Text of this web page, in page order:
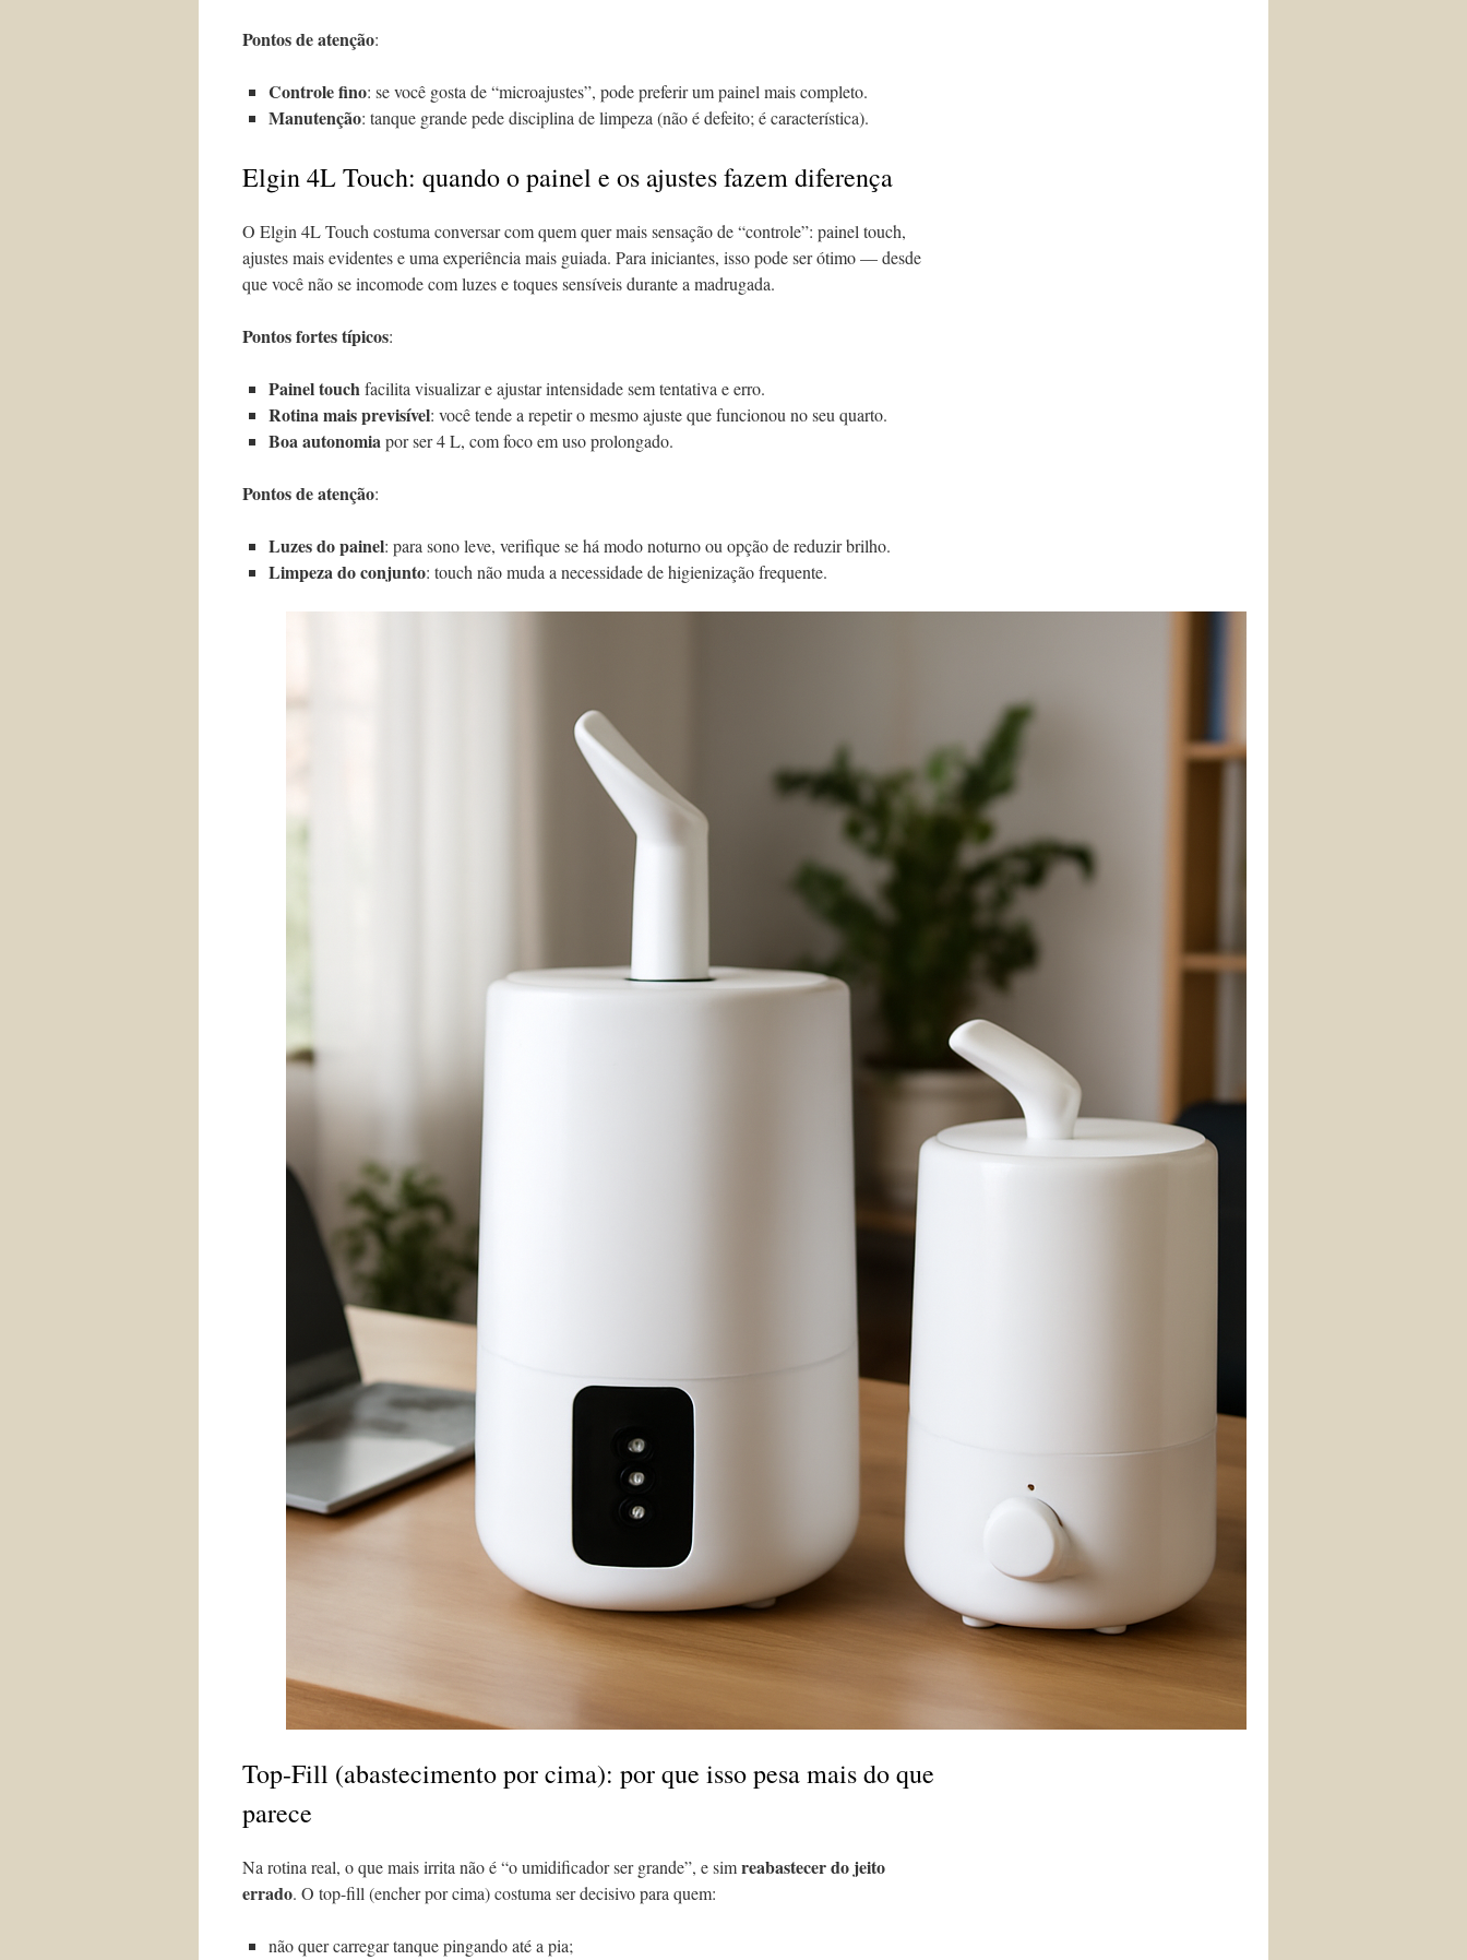
Pontos de atenção:
Controle fino: se você gosta de “microajustes”, pode preferir um painel mais completo.
Manutenção: tanque grande pede disciplina de limpeza (não é defeito; é característica).
Elgin 4L Touch: quando o painel e os ajustes fazem diferença
O Elgin 4L Touch costuma conversar com quem quer mais sensação de “controle”: painel touch,
ajustes mais evidentes e uma experiência mais guiada. Para iniciantes, isso pode ser ótimo — desde
que você não se incomode com luzes e toques sensíveis durante a madrugada.
Pontos fortes típicos:
Painel touchfacilita visualizar e ajustar intensidade sem tentativa e erro.
Rotina mais previsível: você tende a repetir o mesmo ajuste que funcionou no seu quarto.
Boa autonomiapor ser 4 L, com foco em uso prolongado.
Pontos de atenção:
Luzes do painel: para sono leve, verifique se há modo noturno ou opção de reduzir brilho.
Limpeza do conjunto: touch não muda a necessidade de higienização frequente.
Top-Fill (abastecimento por cima): por que isso pesa mais do que
parece
Na rotina real, o que mais irrita não é “o umidificador ser grande”, e simreabastecer do jeito
errado. O top-fill (encher por cima) costuma ser decisivo para quem:
não quer carregar tanque pingando até a pia;